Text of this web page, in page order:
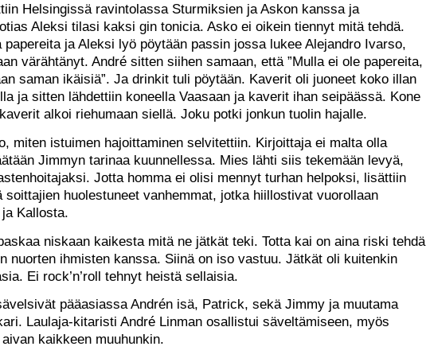
Helsingissä ravintolassa Sturmiksien ja Askon kanssa ja
Aleksi tilasi kaksi gin tonicia. Asko ei oikein tiennyt mitä tehdä.
papereita ja Aleksi lyö pöytään passin jossa lukee Alejandro Ivarso,
värähtänyt. André sitten siihen samaan, että ”Mulla ei ole papereita,
saman ikäisiä”. Ja drinkit tuli pöytään. Kaverit oli juoneet koko illan
ja sitten lähdettiin koneella Vaasaan ja kaverit ihan seipäässä. Kone
alkoi riehumaan siellä. Joku potki jonkun tuolin hajalle.
miten istuimen hajoittaminen selvitettiin. Kirjoittaja ei malta olla
Jimmyn tarinaa kuunnellessa. Mies lähti siis tekemään levyä,
Jotta homma ei olisi mennyt turhan helpoksi, lisättiin
soittajien huolestuneet vanhemmat, jotka hiillostivat vuorollaan
Kallosta.
niskaan kaikesta mitä ne jätkät teki. Totta kai on aina riski tehdä
nuorten ihmisten kanssa. Siinä on iso vastuu. Jätkät oli kuitenkin
Ei rock’n’roll tehnyt heistä sellaisia.
pääasiassa Andrén isä, Patrick, sekä Jimmy ja muutama
Laulaja-kitaristi André Linman osallistui säveltämiseen, myös
kaikkeen muuhunkin.